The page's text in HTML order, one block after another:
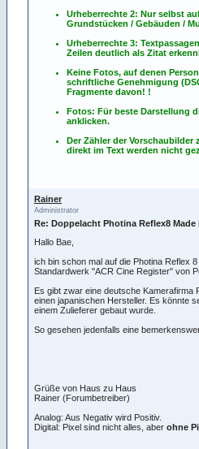
Urheberrechte 2: Nur selbst
Grundstücken / Gebäuden /
Urheberrechte 3:
Zeilen deutlich als Zitat
Keine Fotos, auf denen
schriftliche Genehmigung
Fragmente davon! !
Fotos: Für beste Darstellung
anklicken.
Der Zähler der
direkt im Text werden nicht
Rainer
Administrator
Re: Doppelacht Photina Reflex8 Made
Hallo Bae,
ich bin schon mal auf die Photina Reflex
Standardwerk "ACR Cine Register" von
Es gibt zwar eine deutsche Kamerafirma
einen japanischen Hersteller. Es könnte
einem Zulieferer gebaut wurde.
So gesehen jedenfalls eine
Grüße von Haus zu Haus
Rainer (Forumbetreiber)
Analog: Aus Negativ wird Positiv.
Digital: Pixel sind nicht alles, aber ohne